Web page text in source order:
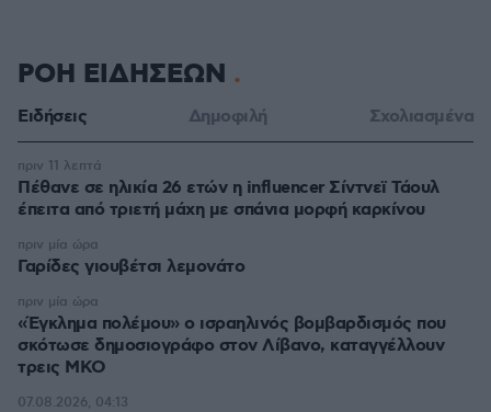
ΡΟΗ ΕΙΔΗΣΕΩΝ
Ειδήσεις Δημοφιλή Σχολιασμένα
Πέθανε σε ηλικία 26 ετών η influencer Σίντνεϊ Τάουλ
έπειτα από τριετή μάχη με σπάνια μορφή καρκίνου
πριν 11 λεπτά
Γαρίδες γιουβέτσι λεμονάτο
πριν μία ώρα
«Έγκλημα πολέμου» ο ισραηλινός βομβαρδισμός που
σκότωσε δημοσιογράφο στον Λίβανο, καταγγέλλουν
τρεις ΜΚΟ
πριν μία ώρα
07.08.2026, 04:13